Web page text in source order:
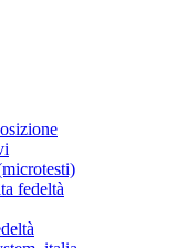
fedeltà